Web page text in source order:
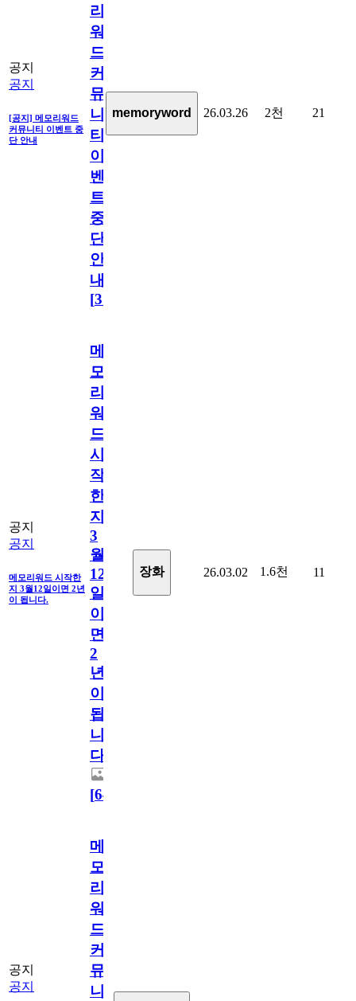
공지
공지
[공지] 메모리워드
커뮤니티 이벤트 중
단 안내
리
워
드
커
뮤
니
티
이
벤
트
중
단
안
내
[31
memoryword 26.03.26 2천 21
공지
공지
메모리워드 시작한
지 3월12일이면 2년
이 됩니다.
메
모
리
워
드
시
작
한
지
3
월
12
일
이
면
2
년
이
됩
니
다.
[64
장화 26.03.02 1.6천 11
공지
공지
메
모
리
워
드
커
뮤
니